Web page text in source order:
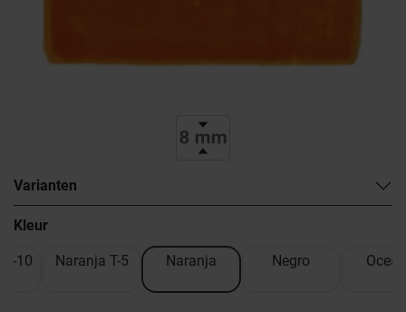
Varianten
Kleur
T-10 Naranja T-5 Naranja Negro